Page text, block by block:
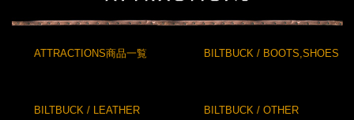
ATTRACTIONS商品一覧 BILTBUCK / BOOTS,SHOES
BILTBUCK / LEATHER
BILTBUCK / OTHER